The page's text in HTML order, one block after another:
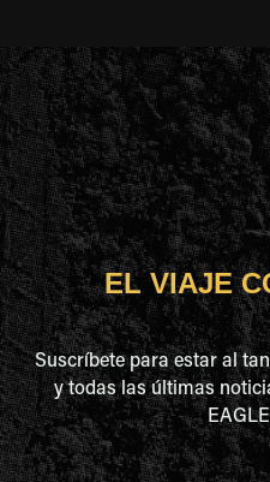
EL VIAJE
Suscríbete para estar al
y todas las últimas